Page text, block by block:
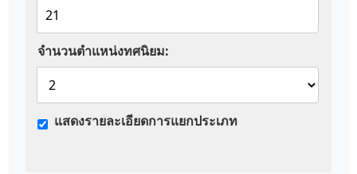
จำนวนตำแหน่งทศนิยม:
แสดงรายละเอียดการแยกประเภท